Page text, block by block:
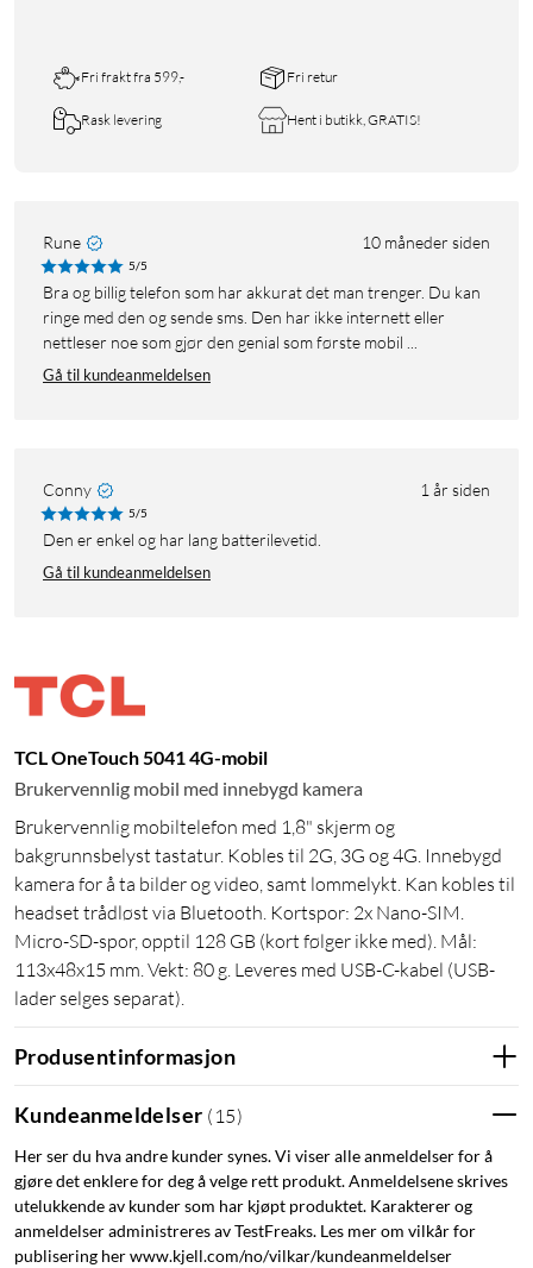
Fri frakt fra 599,- Fri retur
Rask levering Hent i butikk, GRATIS!
Rune 10 måneder siden
5/5
Bra og billig telefon som har akkurat det man trenger. Du kan
ringe med den og sende sms. Den har ikke internett eller
nettleser noe som gjør den genial som første mobil ...
Gå til kundeanmeldelsen
Conny 1 år siden
5/5
Den er enkel og har lang batterilevetid.
Gå til kundeanmeldelsen
TCL OneTouch 5041 4G-mobil
Brukervennlig mobil med innebygd kamera
Brukervennlig mobiltelefon med 1,8" skjerm og
bakgrunnsbelyst tastatur. Kobles til 2G, 3G og 4G. Innebygd
kamera for å ta bilder og video, samt lommelykt. Kan kobles til
headset trådløst via Bluetooth. Kortspor: 2x Nano-SIM.
Micro-SD-spor, opptil 128 GB (kort følger ikke med). Mål:
113x48x15 mm. Vekt: 80 g. Leveres med USB-C-kabel (USB-
lader selges separat).
Produsentinformasjon
Kundeanmeldelser ( 15)
Her ser du hva andre kunder synes. Vi viser alle anmeldelser for å
gjøre det enklere for deg å velge rett produkt. Anmeldelsene skrives
utelukkende av kunder som har kjøpt produktet. Karakterer og
anmeldelser administreres av TestFreaks. Les mer om vilkår for
publisering her www.kjell.com/no/vilkar/kundeanmeldelser